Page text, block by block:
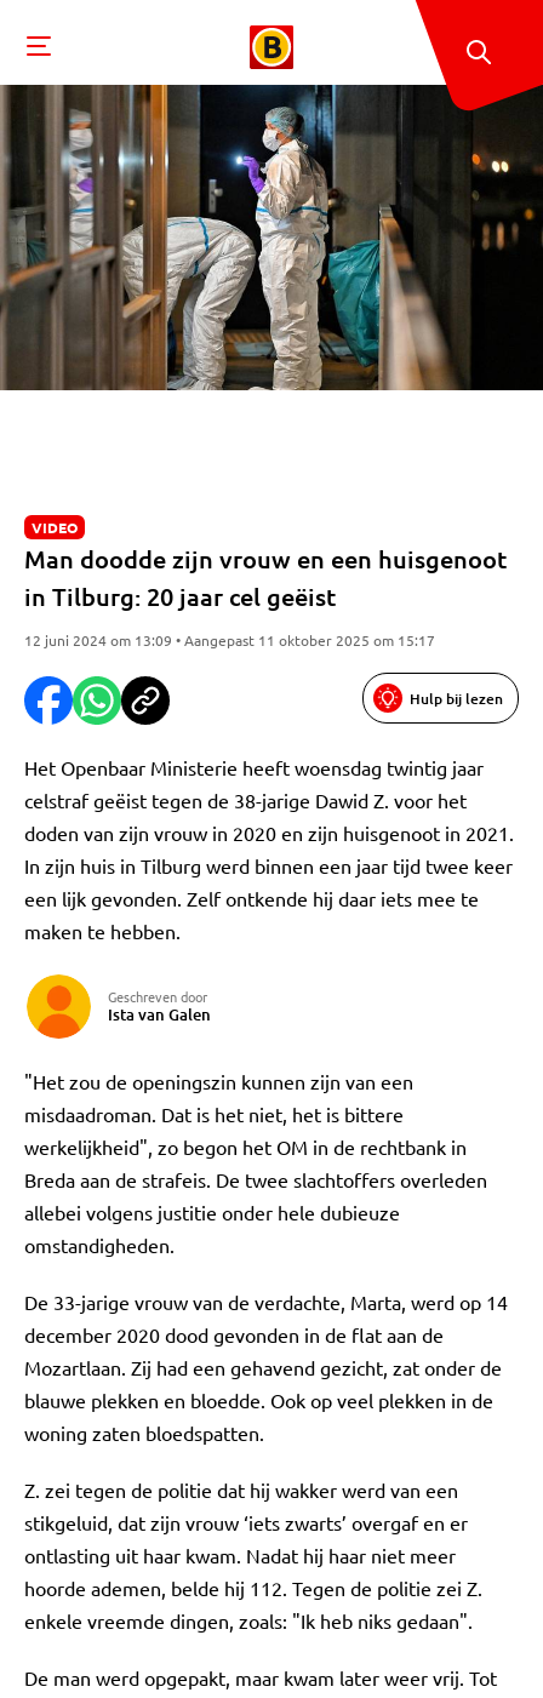
VIDEO
Man doodde zijn vrouw en een huisgenoot
in Tilburg: 20 jaar cel geëist
12 juni 2024 om 13:09 • Aangepast 11 oktober 2025 om 15:17
Hulp bij lezen
Het Openbaar Ministerie heeft woensdag twintig jaar
celstraf geëist tegen de 38-jarige Dawid Z. voor het
doden van zijn vrouw in 2020 en zijn huisgenoot in 2021.
In zijn huis in Tilburg werd binnen een jaar tijd twee keer
een lijk gevonden. Zelf ontkende hij daar iets mee te
maken te hebben.
Geschreven door
Ista van Galen
"Het zou de openingszin kunnen zijn van een
misdaadroman. Dat is het niet, het is bittere
werkelijkheid", zo begon het OM in de rechtbank in
Breda aan de strafeis. De twee slachtoffers overleden
allebei volgens justitie onder hele dubieuze
omstandigheden.
De 33-jarige vrouw van de verdachte, Marta, werd op 14
december 2020 dood gevonden in de flat aan de
Mozartlaan. Zij had een gehavend gezicht, zat onder de
blauwe plekken en bloedde. Ook op veel plekken in de
woning zaten bloedspatten.
Z. zei tegen de politie dat hij wakker werd van een
stikgeluid, dat zijn vrouw ‘iets zwarts’ overgaf en er
ontlasting uit haar kwam. Nadat hij haar niet meer
hoorde ademen, belde hij 112. Tegen de politie zei Z.
enkele vreemde dingen, zoals: "Ik heb niks gedaan".
De man werd opgepakt, maar kwam later weer vrij. Tot